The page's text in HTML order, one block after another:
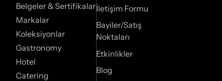
Belgeler & Sertifikalar
Markalar
Koleksiyonlar
Gastronomy
Hotel
Catering
İletişim Formu
Bayiler/Satış
Noktaları
Etkinlikler
Blog